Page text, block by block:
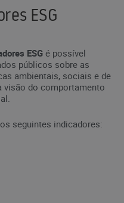
ESG
ESG é possível
públicos sobre as
ambientais, sociais e de
visão do comportamento
seguintes indicadores: